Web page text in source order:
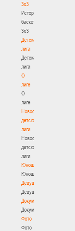
3х3
История
баскетбола
3х3
Детская
лига
Детская
лига
О
лиге
О
лиге
Новости
детской
лиги
Новости
детской
лиги
Юноши
Юноши
Девушки
Девушки
Документы
Документы
Фото
Фото